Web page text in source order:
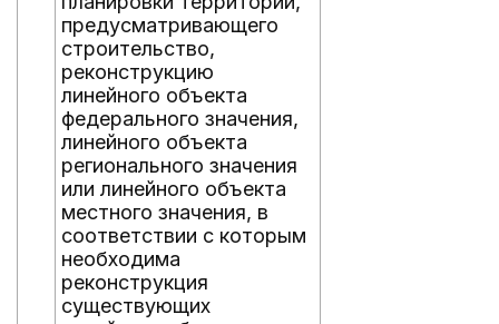
предусматривающего
строительство,
реконструкцию
линейного объекта
федерального значения,
линейного объекта
регионального значения
или линейного объекта
местного значения, в
соответствии с которым
необходима
реконструкция
существующих